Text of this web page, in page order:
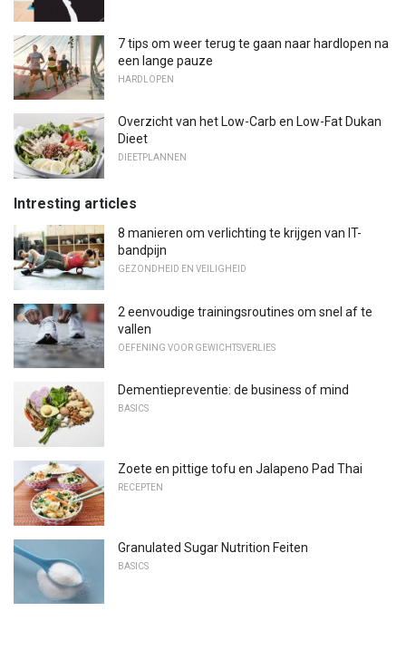
7 tips om weer terug te gaan naar hardlopen na
een lange pauze
HARDLOPEN
Overzicht van het Low-Carb en Low-Fat Dukan
Dieet
DIEETPLANNEN
Intresting articles
8 manieren om verlichting te krijgen van IT-
bandpijn
GEZONDHEID EN VEILIGHEID
2 eenvoudige trainingsroutines om snel af te
vallen
OEFENING VOOR GEWICHTSVERLIES
Dementiepreventie: de business of mind
BASICS
Zoete en pittige tofu en Jalapeno Pad Thai
RECEPTEN
Granulated Sugar Nutrition Feiten
BASICS